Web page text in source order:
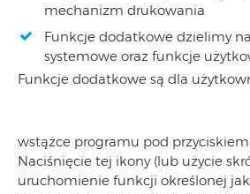
mechanizm drukowania
Funkcje dodatkowe dzielimy
systemowe oraz funkcje
Funkcje dodatkowe są dla
wstążce programu pod przyciskiem
Naciśnięcie tej ikony (lub użycie
uruchomienie funkcji określonej